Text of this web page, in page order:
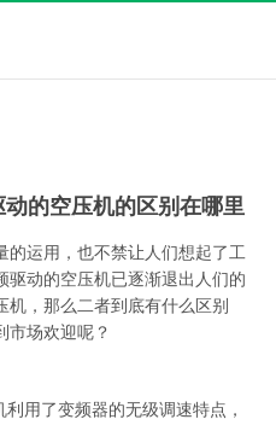
的空压机的区别在哪里
的运用，也不禁让人们想起了工
驱动的空压机已逐渐退出人们的
机，那么二者到底有什么区别
市场欢迎呢？
了变频器的无级调速特点，